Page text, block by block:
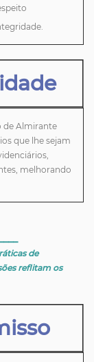
de Almirante
que lhe sejam
melhorando
de
reflitam os